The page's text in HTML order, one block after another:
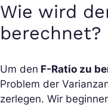
Wie wird
berechnet?
Um den F-Ratio zu
Problem der
zerlegen. Wir